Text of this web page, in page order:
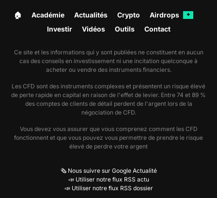
🏠︎ Académie Actualités Crypto Airdrops ✦
Investir Vidéos Outils Contact
Ce site et les informations qui y sont publiées ne constituent en aucun
cas des conseils en investissement ni une incitation quelconque à
acheter ou vendre des instruments financiers.
Les CFD sont des instruments complexes et présentent un risque élevé
de perte rapide en capital en raison de l'effet de levier. Entre 74 et 89 %
des comptes de clients de détail perdent de l'argent lors de la
négociation de CFD.
Vous devez vous assurer que vous comprenez comment les CFD
fonctionnent et que vous pouvez vous permettre de prendre le risque
élevé de perdre votre argent
🗞️ Nous suivre sur Google Actualité
📣 Utiliser notre flux RSS actu
📣 Utiliser notre flux RSS dossier